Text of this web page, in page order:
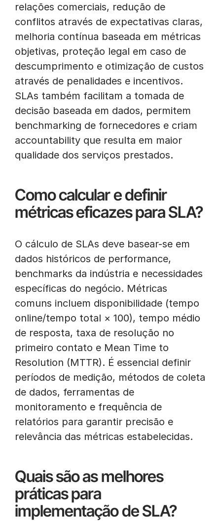
relações comerciais, redução de
conflitos através de expectativas claras,
melhoria contínua baseada em métricas
objetivas, proteção legal em caso de
descumprimento e otimização de custos
através de penalidades e incentivos.
SLAs também facilitam a tomada de
decisão baseada em dados, permitem
benchmarking de fornecedores e criam
accountability que resulta em maior
qualidade dos serviços prestados.
Como calcular e definir
métricas eficazes para SLA?
O cálculo de SLAs deve basear-se em
dados históricos de performance,
benchmarks da indústria e necessidades
específicas do negócio. Métricas
comuns incluem disponibilidade (tempo
online/tempo total × 100), tempo médio
de resposta, taxa de resolução no
primeiro contato e Mean Time to
Resolution (MTTR). É essencial definir
períodos de medição, métodos de coleta
de dados, ferramentas de
monitoramento e frequência de
relatórios para garantir precisão e
relevância das métricas estabelecidas.
Quais são as melhores
práticas para
implementação de SLA?